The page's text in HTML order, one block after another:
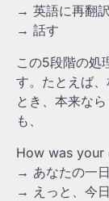
→ 英語に再翻
→ 話す
この5段階の処
す。たとえば
とき、本来な
も、
How was your
→ あなたの一
→ えっと、今